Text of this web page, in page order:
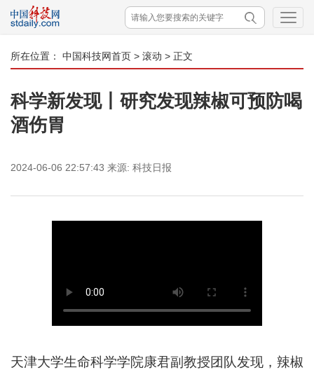
所在位置： 中国科技网首页 > 滚动 > 正文
科学新发现丨研究发现辣椒可预防喝
酒伤胃
2024-06-06 22:57:43 来源: 科技日报
天津大学生命科学学院康君副教授团队发现，辣椒